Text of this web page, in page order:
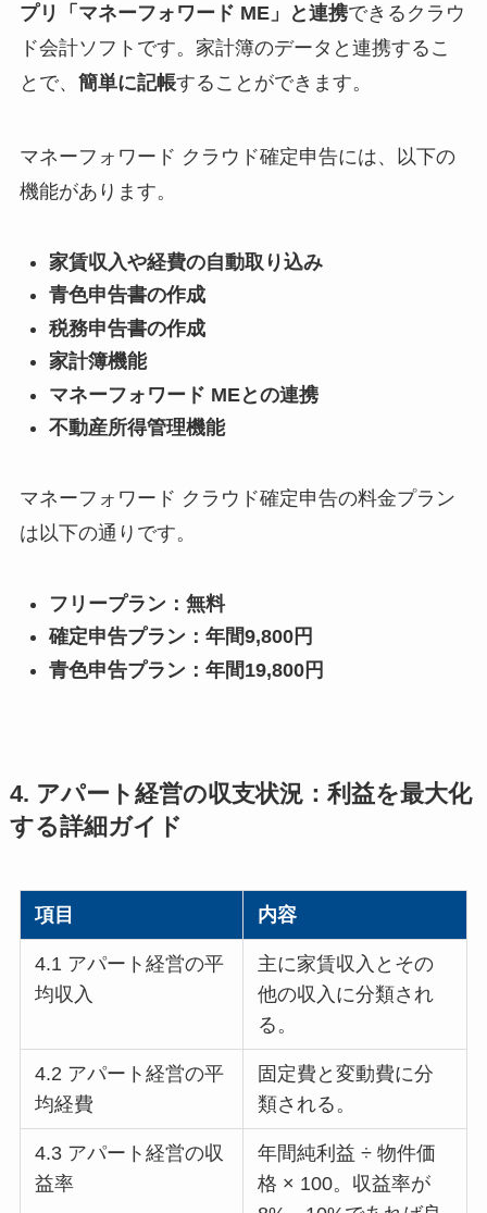
プリ「マネーフォワード ME」と連携できるクラウ
ド会計ソフトです。家計簿のデータと連携するこ
とで、 簡単に記帳することができます。
マネーフォワード クラウド確定申告には、以下の
機能があります。
家賃収入や経費の自動取り込み
青色申告書の作成
税務申告書の作成
家計簿機能
マネーフォワード MEとの連携
不動産所得管理機能
マネーフォワード クラウド確定申告の料金プラン
は以下の通りです。
フリープラン：無料
確定申告プラン：年間9,800円
青色申告プラン：年間19,800円
4. アパート経営の収支状況：利益を最大化
する詳細ガイド
項目 内容
4.1 アパート経営の平
均収入
主に家賃収入とその
他の収入に分類され
る。
4.2 アパート経営の平
均経費
固定費と変動費に分
類される。
4.3 アパート経営の収
益率
年間純利益 ÷ 物件価
格 × 100。収益率が